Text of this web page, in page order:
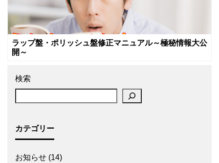
ラップ盤・ポリッシュ盤修正マニュアル～極秘情報大公
開～
検索
カテゴリー
お知らせ (14)